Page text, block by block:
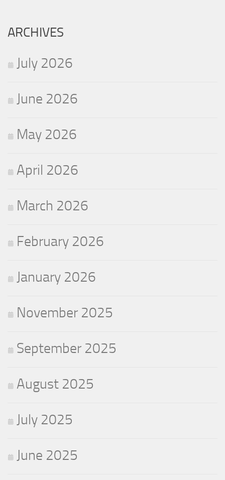
ARCHIVES
July 2026
June 2026
May 2026
April 2026
March 2026
February 2026
January 2026
November 2025
September 2025
August 2025
July 2025
June 2025